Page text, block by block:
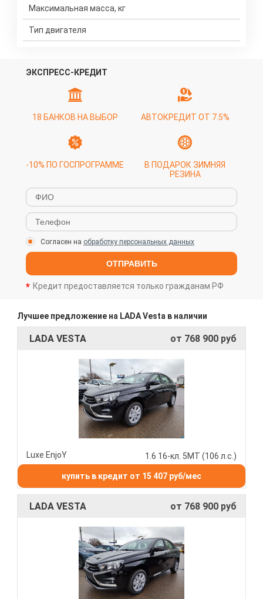
Максимальная масса, кг
Тип двигателя
ЭКСПРЕСС-КРЕДИТ
18 БАНКОВ НА ВЫБОР АВТОКРЕДИТ ОТ 7.5%
-10% ПО ГОСПРОГРАММЕ
В ПОДАРОК ЗИМНЯЯ
РЕЗИНА
Согласен на обработку персональных данных
ОТПРАВИТЬ
Кредит предоставляется только гражданам РФ
Лучшее предложение на LADA Vesta в наличии
LADA VESTA от 768 900 руб
Luxe EnjoY 1.6 16-кл. 5МТ (106 л.с.)
купить в кредит от 15 407 руб/мес
LADA VESTA от 768 900 руб